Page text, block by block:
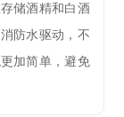
储酒精和白酒
防水驱动，不
加简单，避免